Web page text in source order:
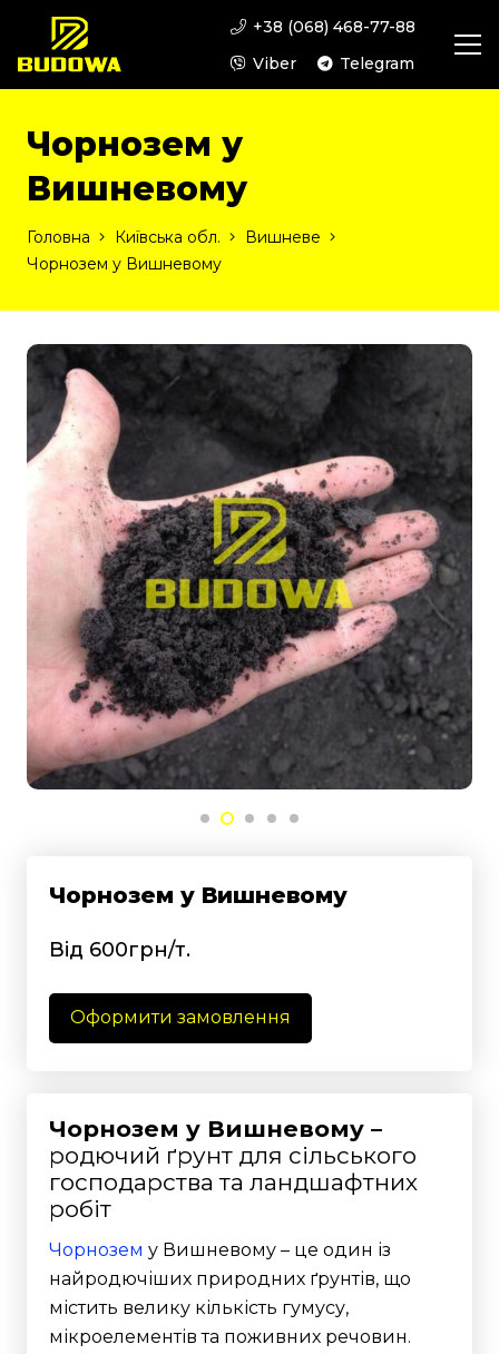
+38 (068) 468-77-88
Viber
Telegram
Чорнозем у
Вишневому
Головна Київська обл.
Вишневе
Чорнозем у Вишневому
Чорнозем у Вишневому
Від 600грн/т.
Оформити замовлення
Чорнозем у Вишневому –
родючий ґрунт для сільського
господарства та ландшафтних
робіт
Чорнозем у Вишневому – це один із
найродючіших природних ґрунтів, що
містить велику кількість гумусу,
мікроелементів та поживних речовин.